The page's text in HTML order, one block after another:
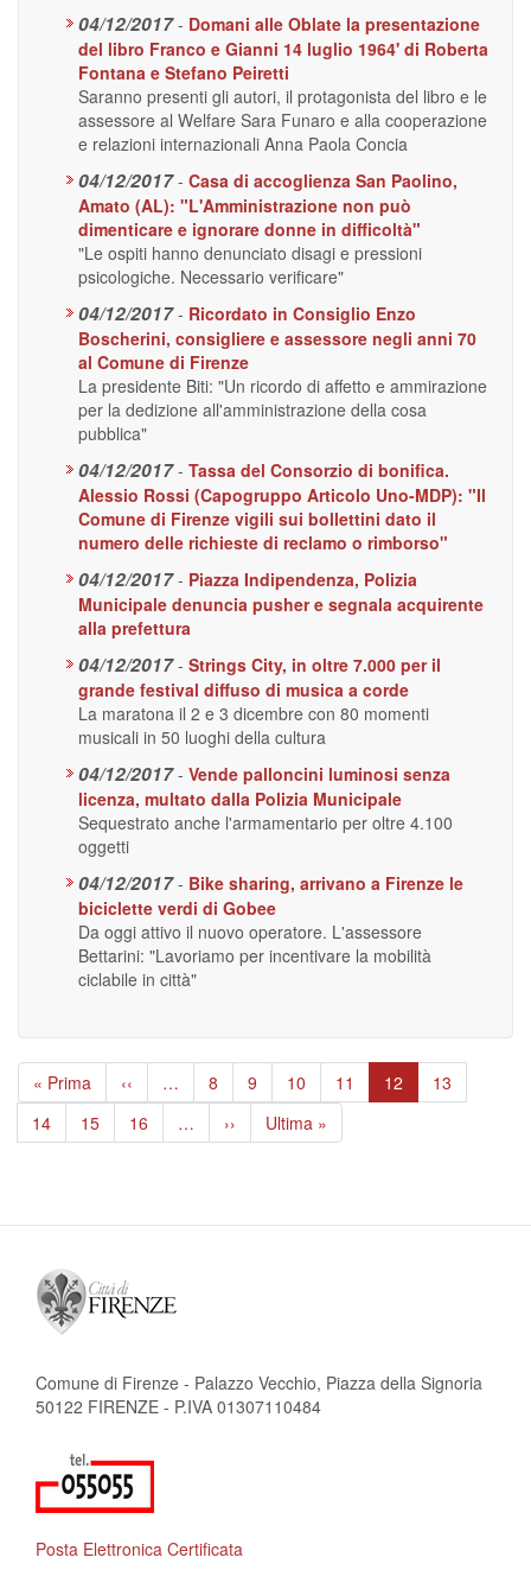
04/12/2017 - Domani alle Oblate la presentazione
del libro Franco e Gianni 14 luglio 1964' di Roberta
Fontana e Stefano Peiretti
Saranno presenti gli autori, il protagonista del libro e le
assessore al Welfare Sara Funaro e alla cooperazione
e relazioni internazionali Anna Paola Concia
04/12/2017 - Casa di accoglienza San Paolino,
Amato (AL): "L'Amministrazione non può
dimenticare e ignorare donne in difficoltà"
"Le ospiti hanno denunciato disagi e pressioni
psicologiche. Necessario verificare"
04/12/2017 - Ricordato in Consiglio Enzo
Boscherini, consigliere e assessore negli anni 70
al Comune di Firenze
La presidente Biti: "Un ricordo di affetto e ammirazione
per la dedizione all'amministrazione della cosa
pubblica"
04/12/2017 - Tassa del Consorzio di bonifica.
Alessio Rossi (Capogruppo Articolo Uno-MDP): "Il
Comune di Firenze vigili sui bollettini dato il
numero delle richieste di reclamo o rimborso"
04/12/2017 - Piazza Indipendenza, Polizia
Municipale denuncia pusher e segnala acquirente
alla prefettura
04/12/2017 - Strings City, in oltre 7.000 per il
grande festival diffuso di musica a corde
La maratona il 2 e 3 dicembre con 80 momenti
musicali in 50 luoghi della cultura
04/12/2017 - Vende palloncini luminosi senza
licenza, multato dalla Polizia Municipale
Sequestrato anche l'armamentario per oltre 4.100
oggetti
04/12/2017 - Bike sharing, arrivano a Firenze le
biciclette verdi di Gobee
Da oggi attivo il nuovo operatore. L'assessore
Bettarini: "Lavoriamo per incentivare la mobilità
ciclabile in città"
Paginazione
Prima
pagina
« Prima
Pagina
precedente
‹‹ … Page
8 Page
9 Page
10 Page
11
Pagina
attuale
12 Page
13
Page
14 Page
15 Page
16 …
Pagina
successiva
››
Ultima
pagina
Ultima »
Comune di Firenze - Palazzo Vecchio, Piazza della Signoria
50122 FIRENZE - P.IVA 01307110484
Posta Elettronica Certificata